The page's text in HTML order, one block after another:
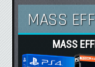
MASS
MASS